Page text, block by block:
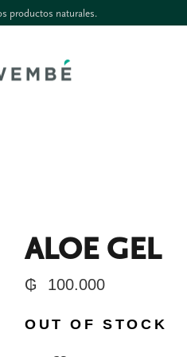
productos naturales.
ALOE GEL
₲ 100.000
OUT OF STOCK